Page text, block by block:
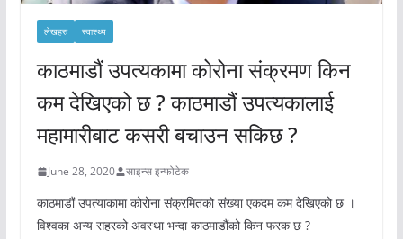
लेखहरु स्वास्थ्य
काठमाडौं उपत्यकामा कोरोना संक्रमण किन
कम देखिएको छ ? काठमाडौं उपत्यकालाई
महामारीबाट कसरी बचाउन सकिछ ?
June 28, 2020 साइन्स इन्फोटेक
काठमाडौं उपत्याकामा कोरोना संक्रमितको संख्या एकदम कम देखिएको छ ।
विश्वका अन्य सहरको अवस्था भन्दा काठमाडौंको किन फरक छ ?